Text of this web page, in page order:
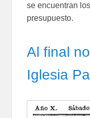
se encuentran
presupuesto.
Al final
Iglesia